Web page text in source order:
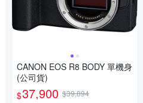
CANON EOS R8 BODY 單機身
(公司貨)
$37,900 $39,894